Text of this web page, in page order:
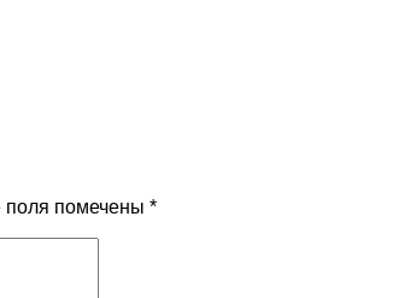
поля помечены *